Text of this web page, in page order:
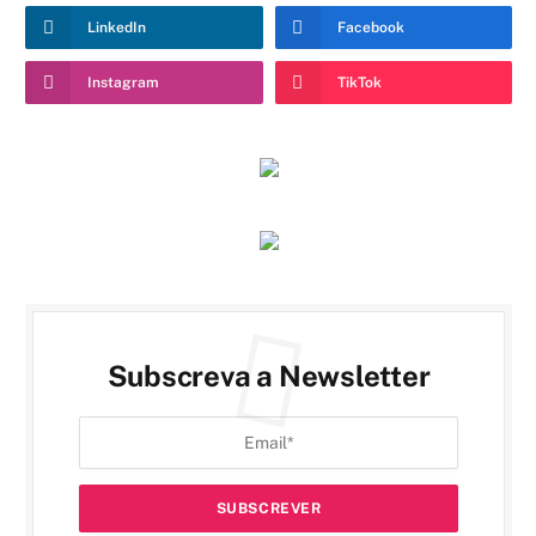
LinkedIn Facebook
Instagram TikTok
Subscreva a Newsletter